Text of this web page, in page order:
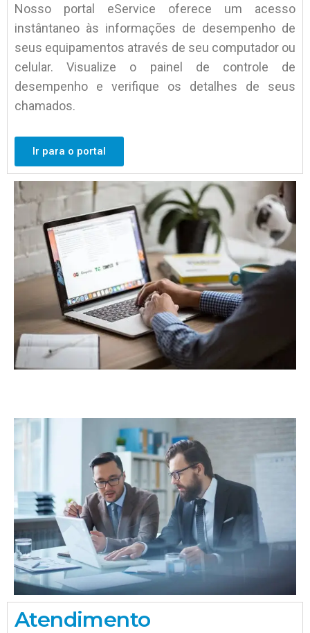
Nosso portal eService oferece um acesso
instântaneo às informações de desempenho de
seus equipamentos através de seu computador ou
celular. Visualize o painel de controle de
desempenho e verifique os detalhes de seus
chamados.
Ir para o portal
Atendimento